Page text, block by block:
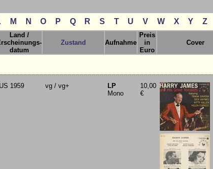
M N O P Q R S T U V W X Y Z
Land /
datum
Zustand Aufnahme
Preis
in
Euro
Cover
US 1959 vg / vg+
LP
Mono
10,00
€